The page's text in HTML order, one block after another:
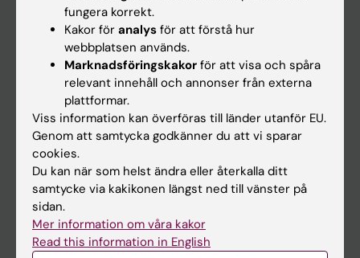
Student
Schema
Studentmejlen
Kurs- och programwebbar
Student på KI
Medarbetare
fungera korrekt.
Kakor för analys för att förstå hur
webbplatsen används.
Marknadsföringskakor för att visa och spåra
relevant innehåll och annonser från externa
plattformar.
Viss information kan överföras till länder utanför EU.
Genom att samtycka godkänner du att vi sparar
cookies.
Du kan när som helst ändra eller återkalla ditt
samtycke via kakikonen längst ned till vänster på
sidan.
Mer information om våra kakor
Read this information in English